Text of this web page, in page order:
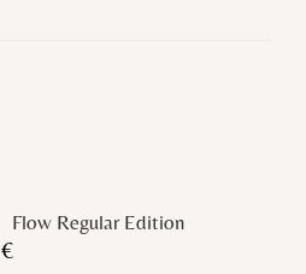
Flow Regular Edition
€